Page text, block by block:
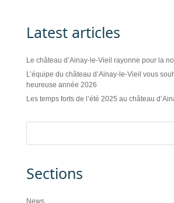
Latest articles
Le château d’Ainay-le-Vieil rayonne pour la
L’équipe du château d’Ainay-le-Vieil vous
heureuse année 2026
Les temps forts de l’été 2025 au château
Sections
News